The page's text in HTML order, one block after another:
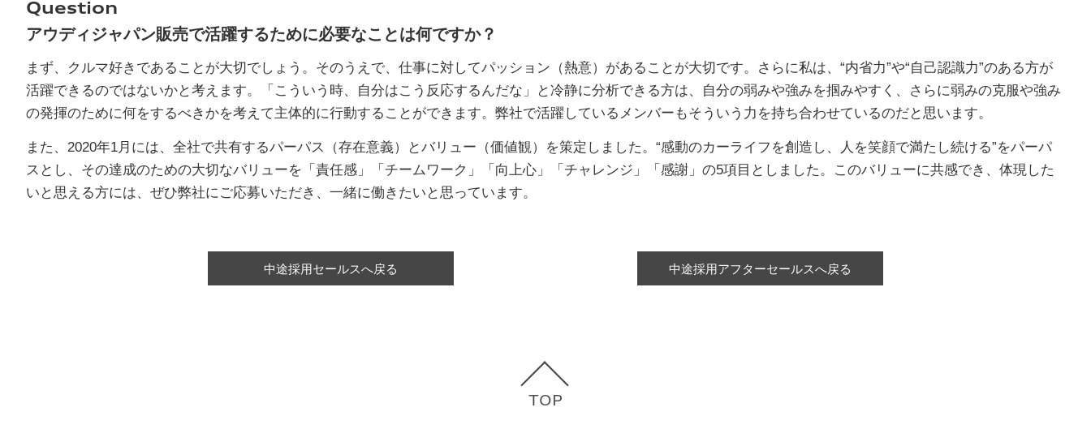
Question
アウディジャパン販売で活躍するために必要なことは何ですか？
まず、クルマ好きであることが大切でしょう。そのうえで、仕事に対してパッション（熱意）があることが大切です。さらに私は、“内省力”や“自己認識力”のある方が
活躍できるのではないかと考えます。「こういう時、自分はこう反応するんだな」と冷静に分析できる方は、自分の弱みや強みを掴みやすく、さらに弱みの克服や強み
の発揮のために何をするべきかを考えて主体的に行動することができます。弊社で活躍しているメンバーもそういう力を持ち合わせているのだと思います。
また、2020年1月には、全社で共有するパーパス（存在意義）とバリュー（価値観）を策定しました。“感動のカーライフを創造し、人を笑顔で満たし続ける”をパーパ
スとし、その達成のための大切なバリューを「責任感」「チームワーク」「向上心」「チャレンジ」「感謝」の5項目としました。このバリューに共感でき、体現した
いと思える方には、ぜひ弊社にご応募いただき、一緒に働きたいと思っています。
中途採用セールスへ戻る 中途採用アフターセールスへ戻る
TOP